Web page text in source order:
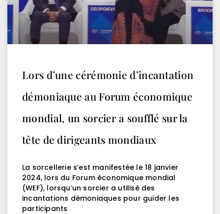
Lors d’une cérémonie d’incantation
démoniaque au Forum économique
mondial, un sorcier a soufflé sur la
tête de dirigeants mondiaux
La sorcellerie s’est manifestée le 18 janvier
2024, lors du Forum économique mondial
(WEF), lorsqu’un sorcier a utilisé des
incantations démoniaques pour guider les
participants